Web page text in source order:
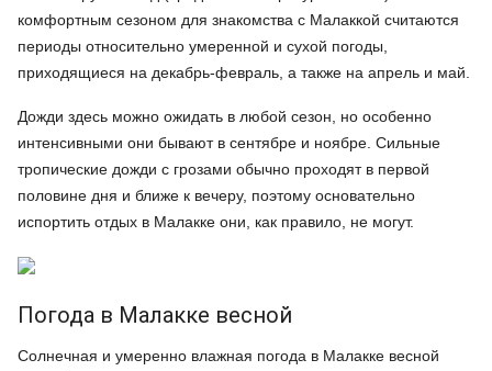
комфортным сезоном для знакомства с Малаккой считаются
периоды относительно умеренной и сухой погоды,
приходящиеся на декабрь-февраль, а также на апрель и май.
Дожди здесь можно ожидать в любой сезон, но особенно
интенсивными они бывают в сентябре и ноябре. Сильные
тропические дожди с грозами обычно проходят в первой
половине дня и ближе к вечеру, поэтому основательно
испортить отдых в Малакке они, как правило, не могут.
Погода в Малакке весной
Солнечная и умеренно влажная погода в Малакке весной